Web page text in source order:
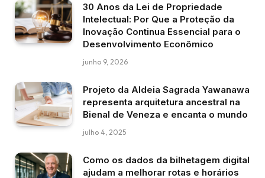
30 Anos da Lei de Propriedade
Intelectual: Por Que a Proteção da
Inovação Continua Essencial para o
Desenvolvimento Econômico
junho 9, 2026
Projeto da Aldeia Sagrada Yawanawa
representa arquitetura ancestral na
Bienal de Veneza e encanta o mundo
julho 4, 2025
Como os dados da bilhetagem digital
ajudam a melhorar rotas e horários